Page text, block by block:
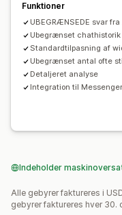
Åbningstider
Chattildeling
Funktioner
UBEGRÆNSEDE svar
Ubegrænset chathistorik
Standardtilpasning af
Ubegrænset antal ofte
Detaljeret analyse
Integration til
Indeholder
Alle gebyrer faktureres i
gebyrer faktureres hver 30.